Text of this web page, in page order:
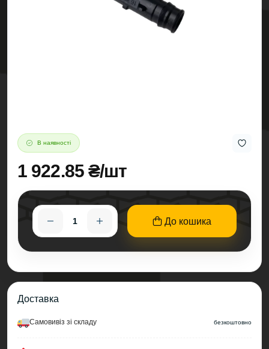
В наявності
1 922.85 ₴/шт
До кошика
Доставка
Самовивіз зі складу безкоштовно